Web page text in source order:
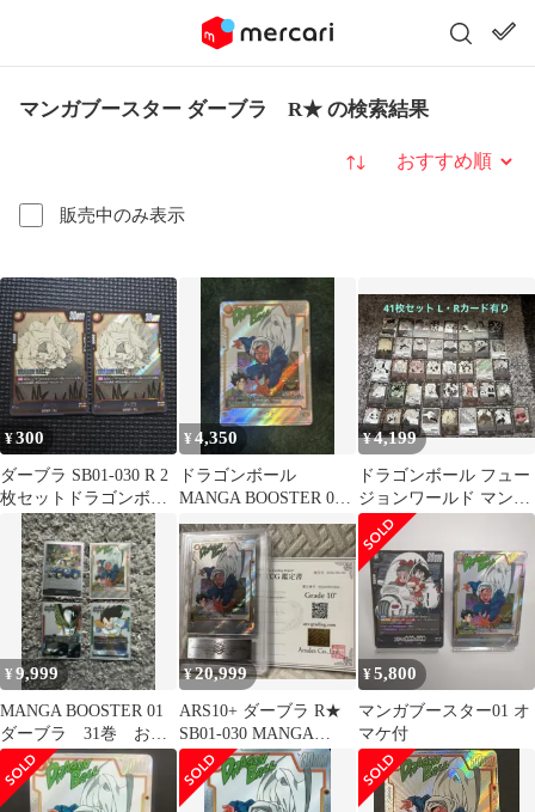
マンガブースター ダーブラ R★ の検索結果
販売中のみ表示
並び替え
¥300
ダーブラ SB01-030 R 2
枚セットドラゴンボー
ル マンガブースター
¥4,350
ドラゴンボール
MANGA BOOSTER 01
ダーブラ(パラレル/漫
画絵)
¥4,199
ドラゴンボール フュー
ジョンワールド マンガ
ブースター01 41枚セッ
ト
¥9,999
MANGA BOOSTER 01
ダーブラ 31巻 おま
け
¥20,999
ARS10+ ダーブラ R★
SB01-030 MANGA
BOOSTER 01
¥5,800
マンガブースター01 オ
マケ付